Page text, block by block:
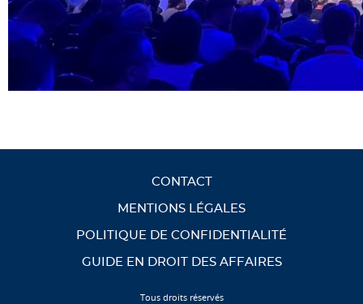
CONTACT
MENTIONS LÉGALES
POLITIQUE DE CONFIDENTIALITÉ
GUIDE EN DROIT DES AFFAIRES
Tous droits réservés